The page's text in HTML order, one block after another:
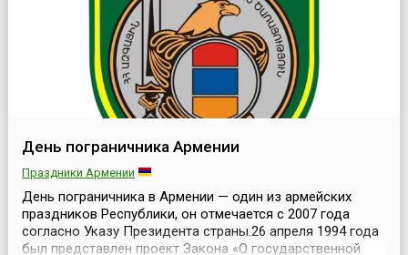
День пограничника Армении
Праздники Армении
День пограничника в Армении — один из армейских
праздников Республики, он отмечается с 2007 года
согласно Указу Президента страны.26 апреля 1994 года
был представлен проект Закона «О государственной